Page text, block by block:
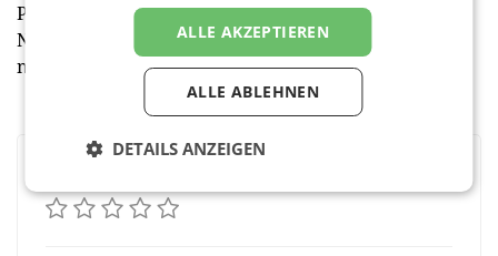
Projektvorschläge für die geplante
Nachfolgepublikation unter
nachhaltigkeit@austria.info.
ALLE AKZEPTIEREN
ALLE ABLEHNEN
DETAILS ANZEIGEN